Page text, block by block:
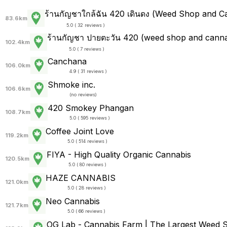
83.6km ร้านกัญชาใกล้ฉัน 420 เดินดง (Weed Shop and
5.0 ( 32 reviews )
102.4km ร้านกัญชา ปายตะวัน 420 (weed shop and
5.0 ( 7 reviews )
106.0km Canchana
4.9 ( 31 reviews )
106.6km Shmoke inc.
(no reviews)
108.7km 420 Smokey Phangan
5.0 ( 595 reviews )
119.2km Coffee Joint Love
5.0 ( 514 reviews )
120.5km FIYA - High Quality Organic Cannabis
5.0 ( 80 reviews )
121.0km HAZE CANNABIS
5.0 ( 28 reviews )
121.7km Neo Cannabis
5.0 ( 66 reviews )
OG Lab - Cannabis​ Farm | The Largest Weed